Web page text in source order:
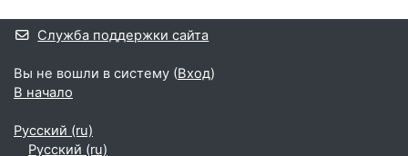
Дополнительные блоки
Служба поддержки сайта
Вы не вошли в систему (Вход)
В начало
Русский ‎(ru)‎
Русский ‎(ru)‎